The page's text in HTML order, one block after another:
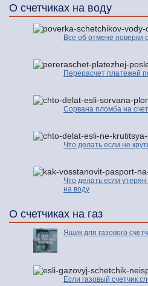
О счетчиках на воду
Все об отмене поверки
Перерасчет платежей
Сорвана пломба на
Что делать если не
Что делать если утерян
на воду
О счетчиках на газ
Ящик для газового
Если газовый счетчик